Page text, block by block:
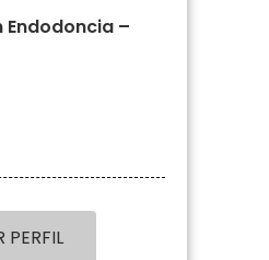
Endodoncia –
PERFIL